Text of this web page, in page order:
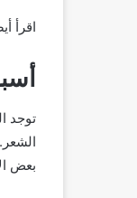
اقرأ
توجد
بعض